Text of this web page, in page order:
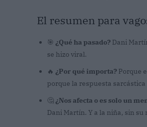
El resumen para
🎯 ¿Qué ha pasado? Dani
se hizo viral.
🔥 ¿Por qué importa? Porque
porque la respuesta
🤔 ¿Nos afecta o es solo un
Dani Martín. Y a la niña, sin su